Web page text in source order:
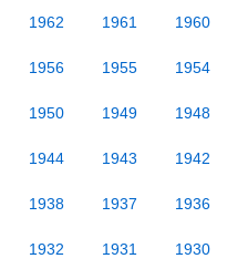
1962 1961 1960
1956 1955 1954
1950 1949 1948
1944 1943 1942
1938 1937 1936
1932 1931 1930